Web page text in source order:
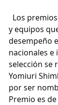
Los
y equipos
desempeño
nacionales e
selección se
Yomiuri
por ser
Premio es